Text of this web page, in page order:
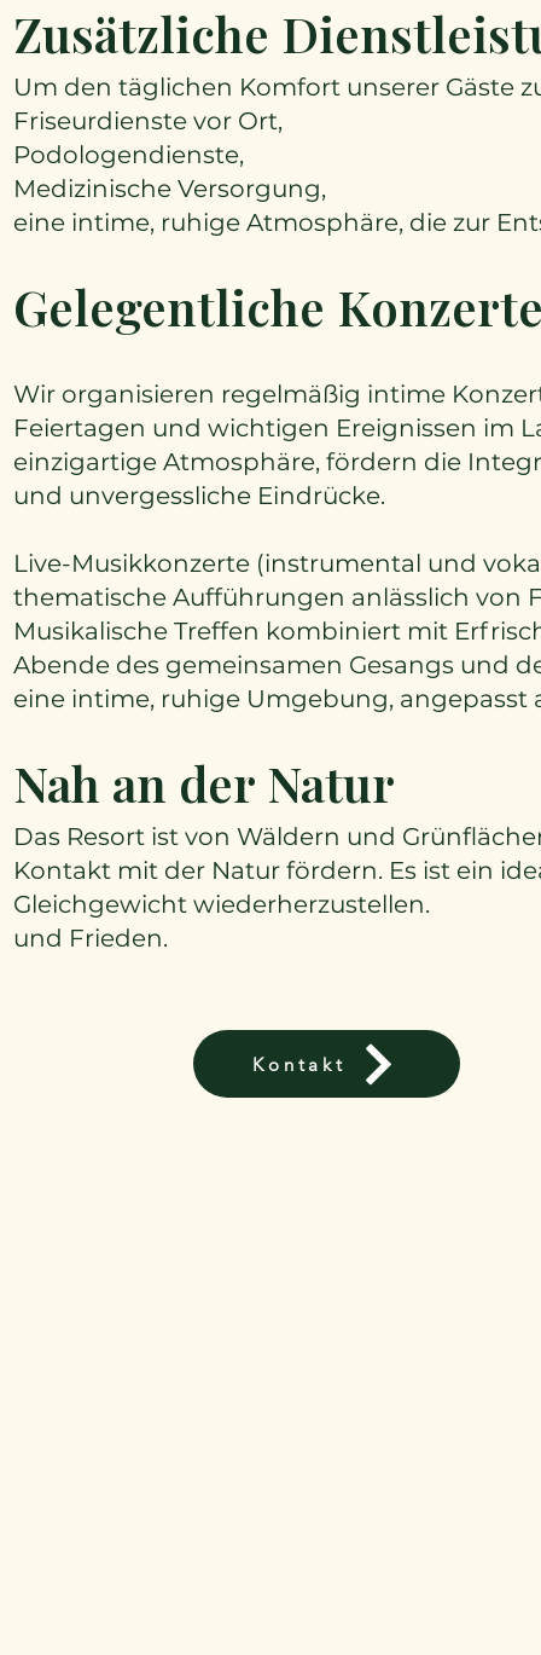
Zusätzliche
Um den täglichen Komfort unserer Gäste
Friseurdienste vor Ort,
Podologendienste,
Medizinische Versorgung,
eine intime, ruhige Atmosphäre, die zur
Gelegentliche
Wir organisieren regelmäßig intime
Feiertagen und wichtigen Ereignissen im
einzigartige Atmosphäre, fördern die
und unvergessliche Eindrücke.
Live-Musikkonzerte (instrumental und
thematische Aufführungen anlässlich von
Musikalische Treffen kombiniert mit
Abende des gemeinsamen Gesangs und
eine intime, ruhige Umgebung, angepasst
Nah an der Natur
Das Resort ist von Wäldern und
Kontakt mit der Natur fördern. Es ist ein
Gleichgewicht wiederherzustellen.
und Frieden.
Kontakt